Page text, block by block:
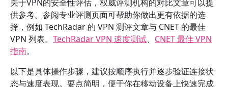
关于VPN的安全性评估，权威评测机构的对比文章可以提
供参考。参阅专业评测页面可帮助你做出更有依据的选
择，例如 TechRadar 的 VPN 测评文章与 CNET 的最佳
VPN 列表。 TechRadar VPN 速度测试、 CNET 最佳 VPN
指南。
以下是具体操作步骤，建议按顺序执行并逐步验证连接状
态与速度表现。要点简明，便于你在移动设备上快速完成